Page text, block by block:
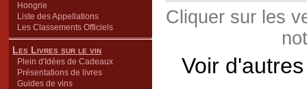
Hongrie
Liste des Appellations
Les Classements Officiels
Les Livres sur le vin
Plein d'Idées de Cadeaux
Présentations de livres
Guides de vins
Cliquer sur les
Voir